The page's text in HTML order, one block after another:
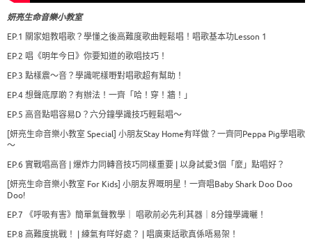
妍亮生命音樂小教室
EP.1 關家姐教唱歌？學懂之後高難度歌曲輕鬆唱！唱歌基本功Lesson 1
EP.2 唱《明年今日》你要知道的歌唱技巧！
EP.3 點樣震～音？學識呢樣嘢對唱歌超有幫助！
EP.4 想聲底厚啲？有辦法！一齊「哈！穿！牆！」
EP.5 高音點唱容易D？六分鐘學識技巧輕鬆唱～
[妍亮生命音樂小教室 Special] 小朋友Stay Home有咩做？一齊同Peppa Pig學唱歌
～
EP.6 實戰唱高音 | 爆炸力同轉音技巧同樣重要 | 以身試愛3個「麼」點唱好？
[妍亮生命音樂小教室 For Kids] 小朋友界嘅明星！一齊唱Baby Shark Doo Doo
Doo!
EP.7 《呼吸有害》簡單氣聲教學｜ 唱歌前必先利其器｜8分鐘學識曬！
EP.8 高難度挑戰！ | 練氣有咩好處？ | 唱廣東話歌真係唔易架！